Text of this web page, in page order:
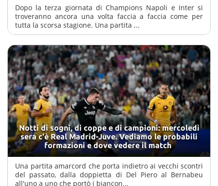
Dopo la terza giornata di Champions Napoli e Inter si
troveranno ancora una volta faccia a faccia come per
tutta la scorsa stagione. Una partita ...
Notti di sogni, di coppe e di campioni: mercoledì
sera c'è Real Madrid-Juve. Vediamo le probabili
formazioni e dove vedere il match
Una partita amarcord che porta indietro ai vecchi scontri
del passato, dalla doppietta di Del Piero al Bernabeu
all'uno a uno che portò i biancon...